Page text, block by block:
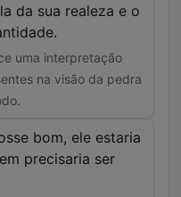
da sua realeza e o
uma interpretação
na visão da pedra
bom, ele estaria
precisaria ser